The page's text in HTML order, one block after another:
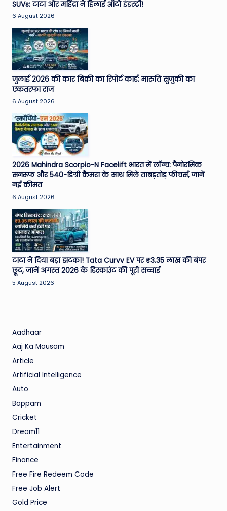
SUVs: टाटा और महिंद्रा ने हिलाई ऑटो इंडस्ट्री!
6 August 2026
जुलाई 2026 की कार बिक्री का रिपोर्ट कार्ड: मारुति सुजुकी का
एकतरफा राज
6 August 2026
2026 Mahindra Scorpio-N Facelift भारत में लॉन्च: पैनोरमिक
सनरूफ और 540-डिग्री कैमरा के साथ मिले ताबड़तोड़ फीचर्स, जानें
नई कीमत
6 August 2026
टाटा ने दिया बड़ा झटका! Tata Curvv EV पर ₹3.35 लाख की बंपर
छूट, जानें अगस्त 2026 के डिस्काउंट की पूरी सच्चाई
5 August 2026
Aadhaar
Aaj Ka Mausam
Article
Artificial Intelligence
Auto
Bappam
Cricket
Dream11
Entertainment
Finance
Free Fire Redeem Code
Free Job Alert
Gold Price